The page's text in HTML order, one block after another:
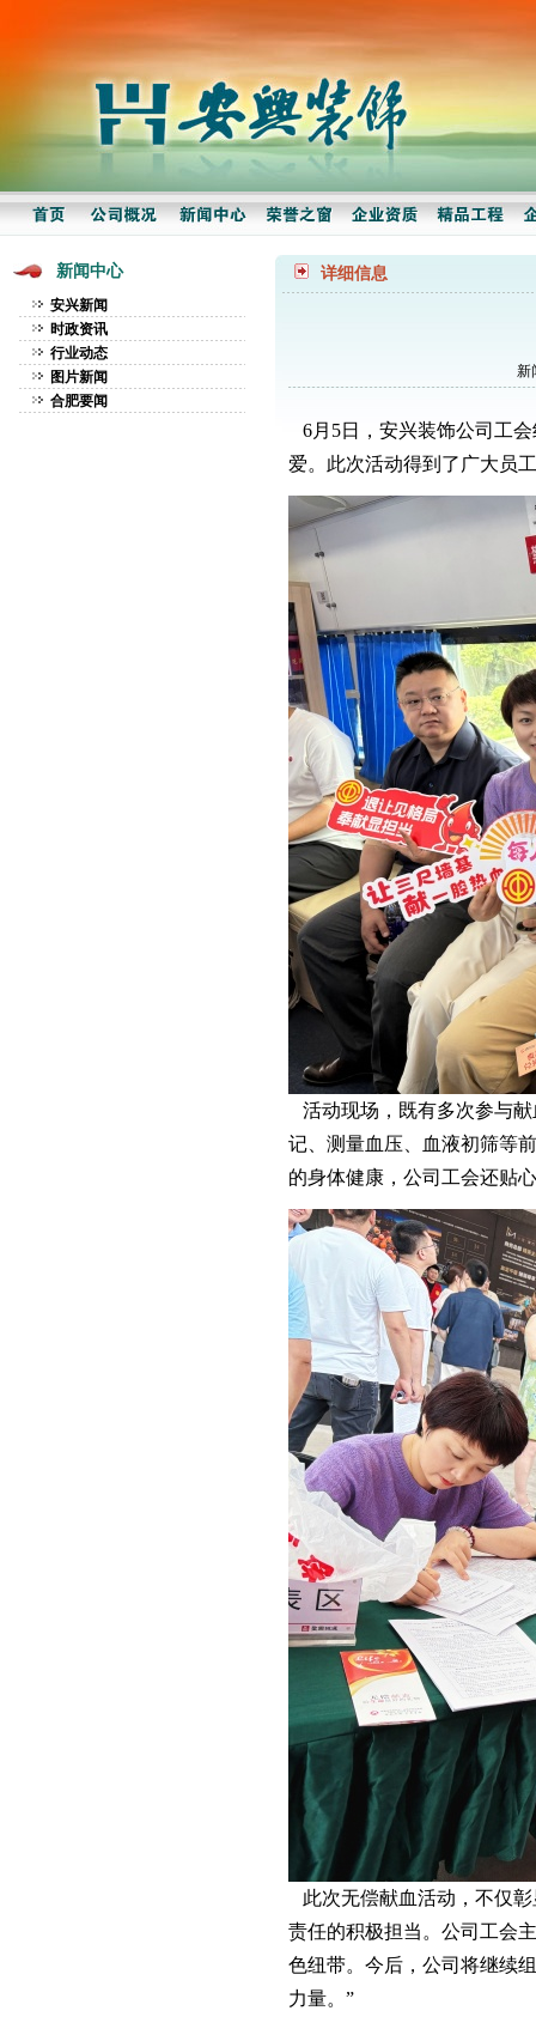
新闻中心
安兴新闻
时政资讯
行业动态
图片新闻
合肥要闻
详细信息
新
6月5日，安兴装饰公司工
爱。此次活动得到了广大员
活动现场，既有多次参与献
记、测量血压、血液初筛等
的身体健康，公司工会还贴
此次无偿献血活动，不仅
责任的积极担当。公司工会
色纽带。今后，公司将继续
力量。”